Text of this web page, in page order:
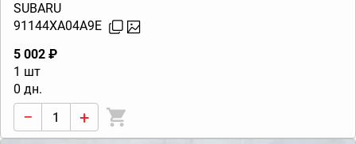
SUBARU
91144XA04A9E
5 002 ₽
1 шт
0 дн.
− +